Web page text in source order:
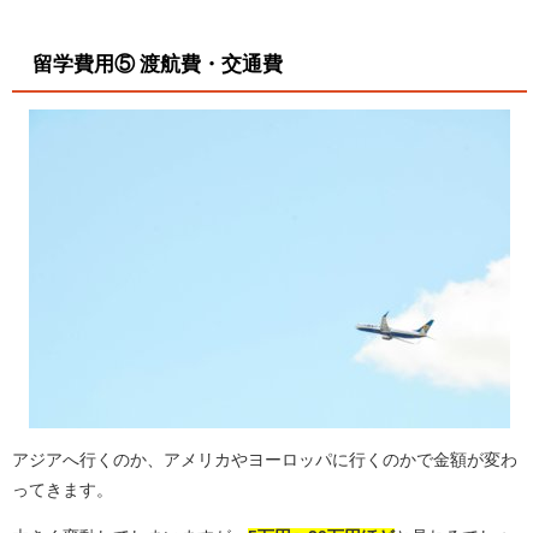
留学費用⑤ 渡航費・交通費
アジアへ行くのか、アメリカやヨーロッパに行くのかで金額が変わ
ってきます。